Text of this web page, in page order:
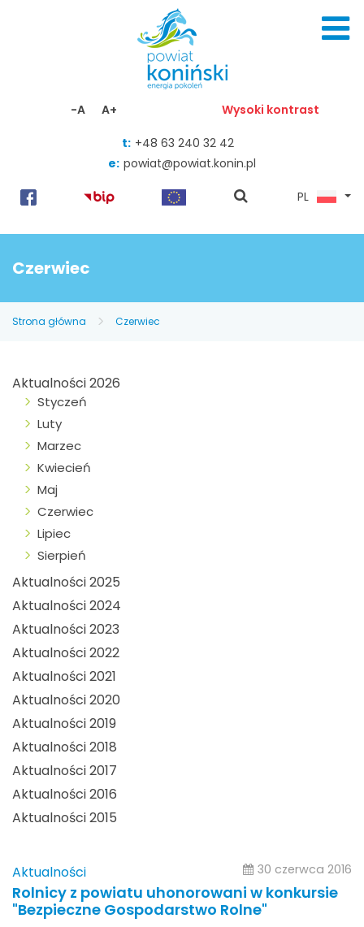
-A A+ Wysoki kontrast
t: +48 63 240 32 42
e: powiat@powiat.konin.pl
pokaż
PL
Czerwiec
Strona główna Czerwiec
Aktualności 2026
Styczeń
Luty
Marzec
Kwiecień
Maj
Czerwiec
Lipiec
Sierpień
Aktualności 2025
Aktualności 2024
Aktualności 2023
Aktualności 2022
Aktualności 2021
Aktualności 2020
Aktualności 2019
Aktualności 2018
Aktualności 2017
Aktualności 2016
Aktualności 2015
Aktualności 30 czerwca 2016
Rolnicy z powiatu uhonorowani w konkursie
"Bezpieczne Gospodarstwo Rolne"